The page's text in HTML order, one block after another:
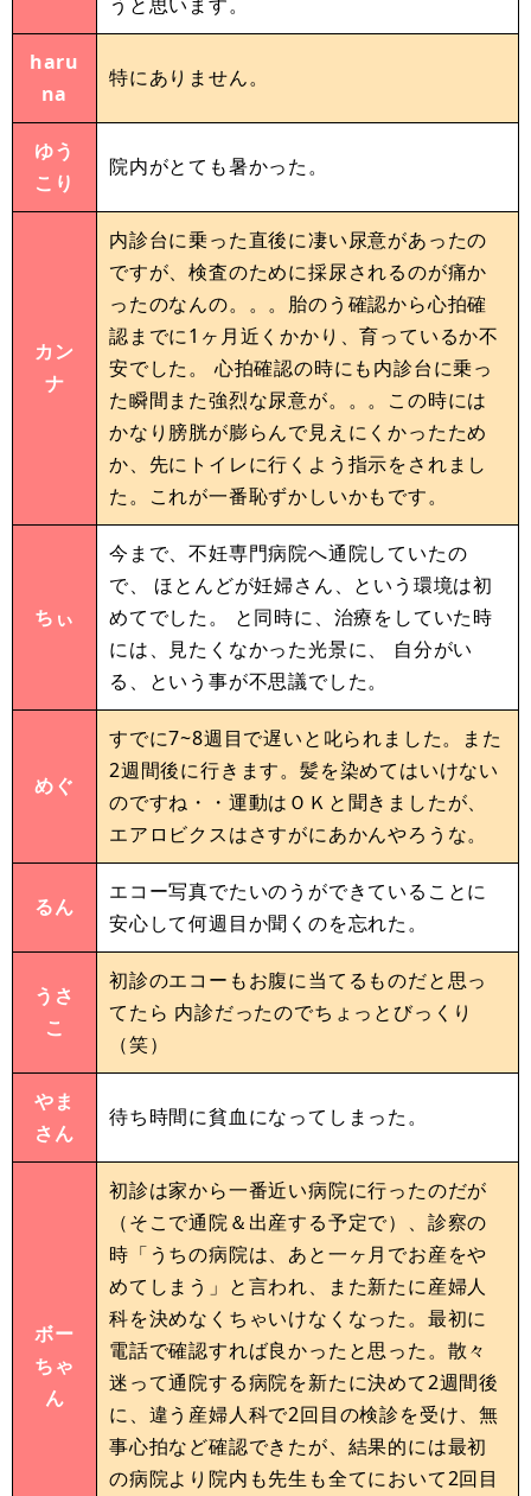
haru
na
特にありません。
ゆう
こり
院内がとても暑かった。
カン
ナ
内診台に乗った直後に凄い尿意があったの
ですが、検査のために採尿されるのが痛か
ったのなんの。。。胎のう確認から心拍確
認までに1ヶ月近くかかり、育っているか不
安でした。 心拍確認の時にも内診台に乗っ
た瞬間また強烈な尿意が。。。この時には
かなり膀胱が膨らんで見えにくかったため
か、先にトイレに行くよう指示をされまし
た。これが一番恥ずかしいかもです。
ちぃ
今まで、不妊専門病院へ通院していたの
で、 ほとんどが妊婦さん、という環境は初
めてでした。 と同時に、治療をしていた時
には、見たくなかった光景に、 自分がい
る、という事が不思議でした。
めぐ
すでに7~8週目で遅いと叱られました。また
2週間後に行きます。髪を染めてはいけない
のですね・・運動はＯＫと聞きましたが、
エアロビクスはさすがにあかんやろうな。
るん
エコー写真でたいのうができていることに
安心して何週目か聞くのを忘れた。
うさ
こ
初診のエコーもお腹に当てるものだと思っ
てたら 内診だったのでちょっとびっくり
（笑）
やま
さん
待ち時間に貧血になってしまった。
ボー
ちゃ
ん
初診は家から一番近い病院に行ったのだが
（そこで通院＆出産する予定で）、診察の
時「うちの病院は、あと一ヶ月でお産をや
めてしまう」と言われ、また新たに産婦人
科を決めなくちゃいけなくなった。最初に
電話で確認すれば良かったと思った。散々
迷って通院する病院を新たに決めて2週間後
に、違う産婦人科で2回目の検診を受け、無
事心拍など確認できたが、結果的には最初
の病院より院内も先生も全てにおいて2回目